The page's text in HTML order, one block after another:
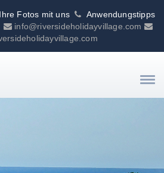
Fotos mit uns
Anwendungstipps
info@riversideholidayvillage.com